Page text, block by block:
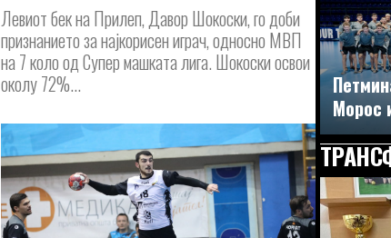
Левиот бек на Прилеп, Давор Шокоски, го доби
признанието за најкорисен играч, односно МВП
на 7 коло од Супер машката лига. Шокоски освои
околу 72%...
Морос